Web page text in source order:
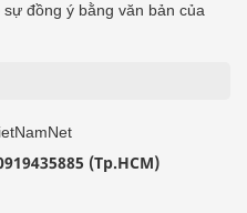
đồng ý bằng văn bản của
(Tp.HCM)